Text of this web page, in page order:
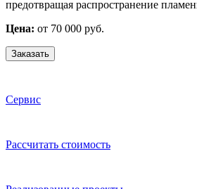
предотвращая распространение
Цена: от 70 000 руб.
Заказать
Сервис
Расcчитать стоимость